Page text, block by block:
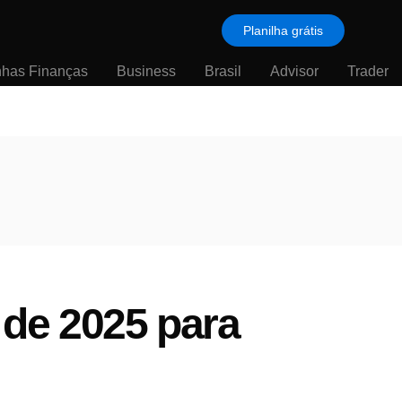
Planilha grátis
Finanças Business Brasil Advisor Trader
2025 para